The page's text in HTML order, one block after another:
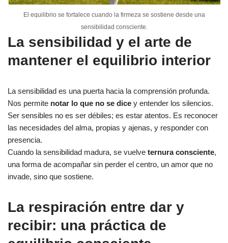
El equilibrio se fortalece cuando la firmeza se sostiene desde una
sensibilidad consciente.
La sensibilidad y el arte de
mantener el equilibrio interior
La sensibilidad es una puerta hacia la comprensión profunda.
Nos permite notar lo que no se dice y entender los silencios.
Ser sensibles no es ser débiles; es estar atentos. Es reconocer
las necesidades del alma, propias y ajenas, y responder con
presencia.
Cuando la sensibilidad madura, se vuelve ternura consciente,
una forma de acompañar sin perder el centro, un amor que no
invade, sino que sostiene.
La respiración entre dar y
recibir: una práctica de